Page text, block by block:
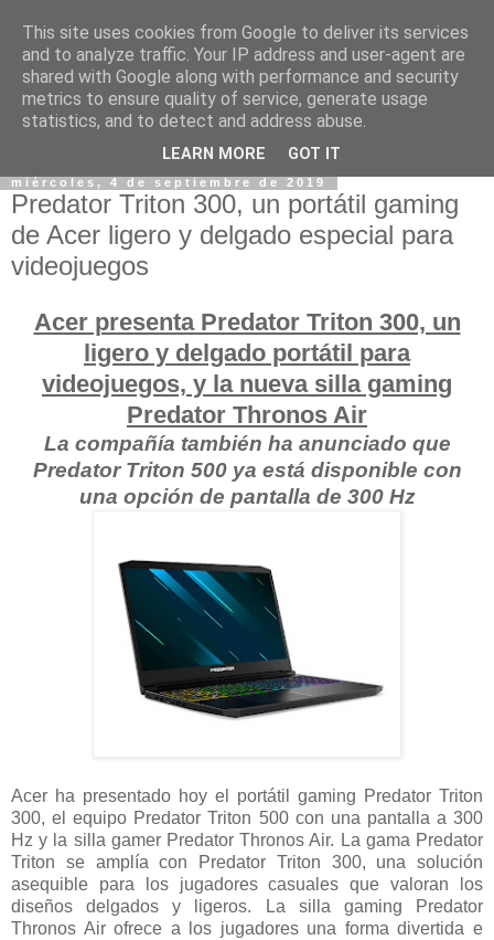
miércoles, 4 de septiembre de 2019
Predator Triton 300, un portátil gaming
de Acer ligero y delgado especial para
videojuegos
Acer presenta Predator Triton 300, un
ligero y delgado portátil para
videojuegos, y la nueva silla gaming
Predator Thronos Air
La compañía también ha anunciado que
Predator Triton 500 ya está disponible con
una opción de pantalla de 300 Hz
Acer ha presentado hoy el portátil gaming Predator Triton
300, el equipo Predator Triton 500 con una pantalla a 300
Hz y la silla gamer Predator Thronos Air. La gama Predator
Triton se amplía con Predator Triton 300, una solución
asequible para los jugadores casuales que valoran los
diseños delgados y ligeros. La silla gaming Predator
Thronos Air ofrece a los jugadores una forma divertida e
This site uses cookies from Google to deliver its services
and to analyze traffic. Your IP address and user-agent are
shared with Google along with performance and security
metrics to ensure quality of service, generate usage
statistics, and to detect and address abuse.
LEARN MORE GOT IT